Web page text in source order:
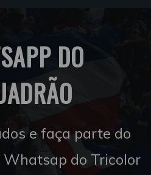
DO
e faça parte do
Whatsap do Tricolor